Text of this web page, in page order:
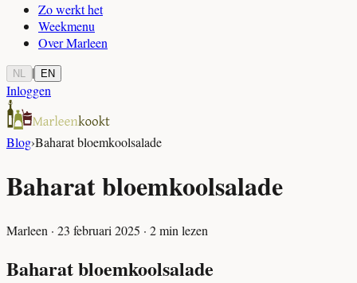
Zo werkt het
Weekmenu
Over Marleen
NL | EN
Inloggen
Blog›Baharat bloemkoolsalade
Baharat bloemkoolsalade
Marleen · 23 februari 2025 · 2min lezen
Baharat bloemkoolsalade